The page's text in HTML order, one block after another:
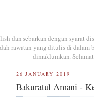
dan sebarkan dengan syarat
rawatan yang ditulis di
dimaklumkan.
26 JANUARY 2019
Bakuratul Amani -